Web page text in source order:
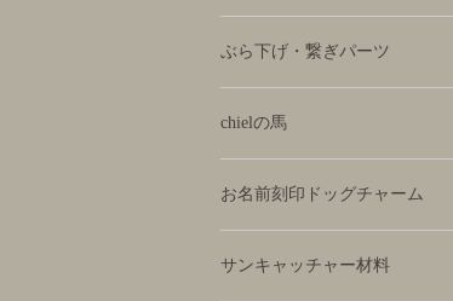
ぶら下げ・繋ぎパーツ
chielの馬
お名前刻印ドッグチャーム
サンキャッチャー材料